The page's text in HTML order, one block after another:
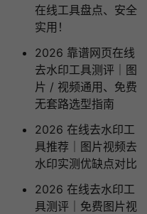
在线工具盘点、安全
实用！
2026 靠谱网页在线
去水印工具测评｜图
片 / 视频通用、免费
无套路选型指南
2026 在线去水印工
具推荐｜图片视频去
水印实测优缺点对比
2026 在线去水印工
具测评｜免费图片视